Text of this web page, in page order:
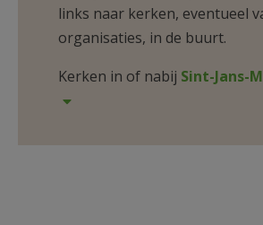
links naar kerken, eventueel
organisaties, in de buurt.
Kerken in of nabij Sint-Jans-